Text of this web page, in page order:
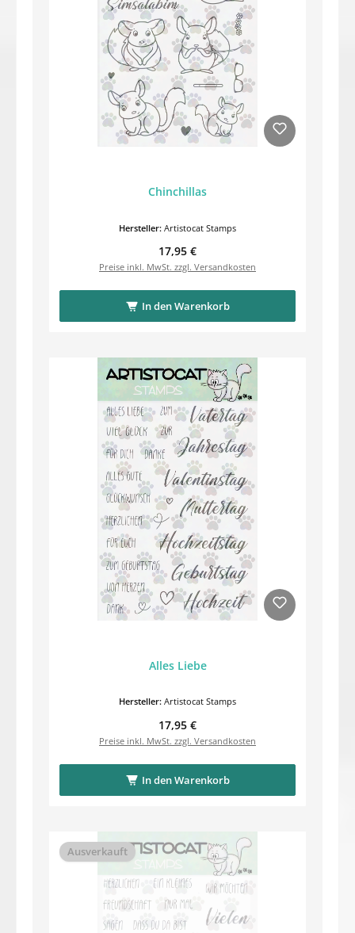
Chinchillas
Hersteller: Artistocat Stamps
Regulärer Preis:
17,95 €
Preise inkl. MwSt. zzgl. Versandkosten
In den Warenkorb
Alles Liebe
Hersteller: Artistocat Stamps
Regulärer Preis:
17,95 €
Preise inkl. MwSt. zzgl. Versandkosten
In den Warenkorb
Ausverkauft